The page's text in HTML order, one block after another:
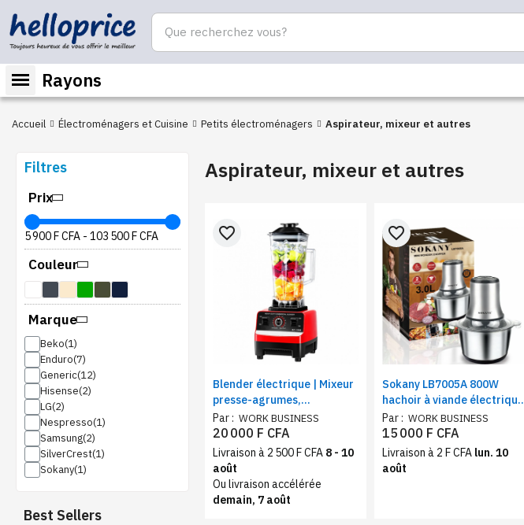
Rayons
Accueil Électroménagers et Cuisine Petits électroménagers Aspirateur, mixeur et autres
Filtres
Prix
5 900 F CFA - 103 500 F CFA
Couleur
Marque
Beko
Enduro
Generic
Hisense
LG
Nespresso
Samsung
SilverCrest
Sokany
Best Sellers
Aspirateur, mixeur et autres
Blender électrique | Mixeur
presse-agrumes,
mélangeur extracteur de
fruits.
Par : WORK BUSINESS
favorite_border
20 000 F CFA
Livraison à 2 500 F CFA 8 - 10
août
Ou livraison accélérée
demain, 7 août
Sokany LB7005A 800W
hachoir à viande électrique
en acier inoxydable avec bol
en acier inox | Capacité 3
litres.
Par : WORK BUSINESS
favorite_border
15 000 F CFA
Livraison à 2 F CFA lun. 10
août